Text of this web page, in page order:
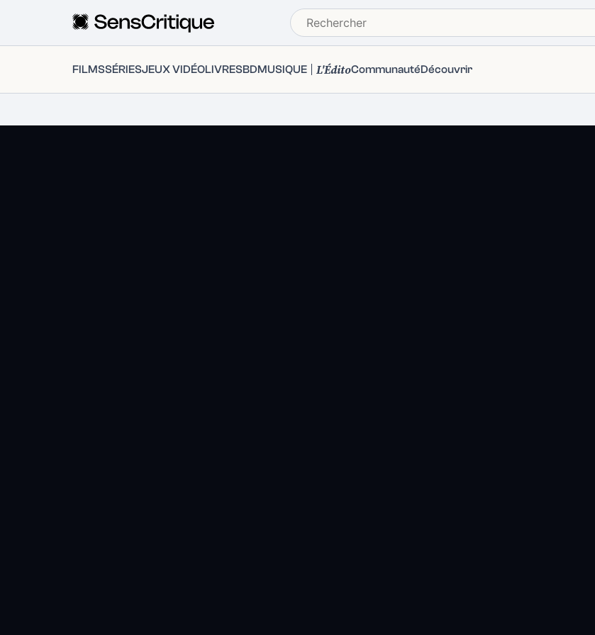
FILMSSÉRIESJEUX VIDÉOLIVRESBDMUSIQUE L'ÉditoCommunautéDécouvrir